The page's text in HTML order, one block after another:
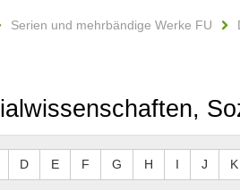
Serien und mehrbändige Werke FU
D E F G H I J K